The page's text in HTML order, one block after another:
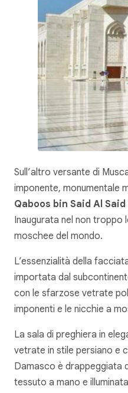
Sull’altro versante di
imponente, monumentale
Qaboos bin Said Al Said
Inaugurata nel non troppo
moschee del mondo.
L’essenzialità della
importata dal
con le sfarzose vetrate
imponenti e le nicchie a
La sala di preghiera in
vetrate in stile persiano e
Damasco è drappeggiata
tessuto a mano e